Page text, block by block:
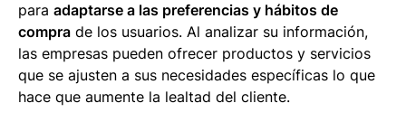
para adaptarse a las preferencias y hábitos de
compra de los usuarios. Al analizar su información,
las empresas pueden ofrecer productos y servicios
que se ajusten a sus necesidades específicas lo que
hace que aumente la lealtad del cliente.